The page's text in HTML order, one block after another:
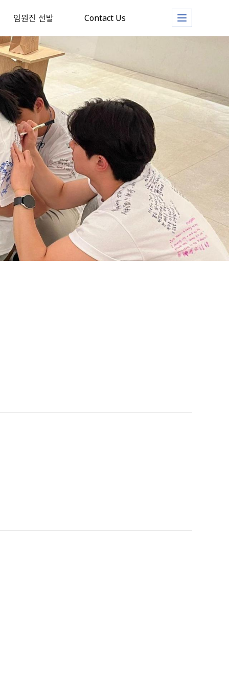
임원진 선발 Contact Us